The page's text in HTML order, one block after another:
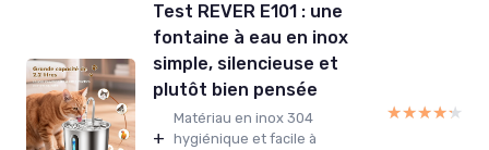
Test REVER E101 : une
fontaine à eau en inox
simple, silencieuse et
plutôt bien pensée
+
Matériau en inox 304
hygiénique et facile à
★★★★★
★★★★★